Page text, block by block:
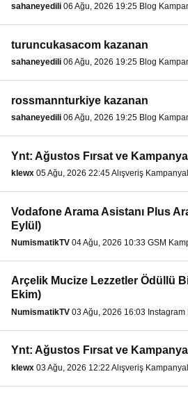
sahaneyedili 06 Ağu, 2026 19:25 Blog
turuncukasacom kazanan
sahaneyedili 06 Ağu, 2026 19:25 Blog
rossmannturkiye kazanan
sahaneyedili 06 Ağu, 2026 19:25 Blog
Ynt: Ağustos Fırsat ve
klewx 05 Ağu, 2026 22:45 Alışveriş
Vodafone Arama Asistanı Plus
Eylül)
NumismatikTV 04 Ağu, 2026 10:33 GSM
Arçelik Mucize Lezzetler Ödüllü
Ekim)
NumismatikTV 03 Ağu, 2026 16:03 Instagram
Ynt: Ağustos Fırsat ve
klewx 03 Ağu, 2026 12:22 Alışveriş